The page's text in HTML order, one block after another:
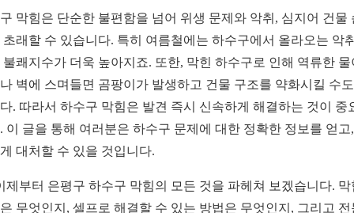
막힘은 단순한 불편함을 넘어 위생 문제와 악취, 심지어 건물
초래할 수 있습니다. 특히 여름철에는 하수구에서 올라오는 악
불쾌지수가 더욱 높아지죠. 또한, 막힌 하수구로 인해 역류한 물
벽에 스며들면 곰팡이가 발생하고 건물 구조를 약화시킬 수
. 따라서 하수구 막힘은 발견 즉시 신속하게 해결하는 것이 중
이 글을 통해 여러분은 하수구 문제에 대한 정확한 정보를 얻고
대처할 수 있을 것입니다.
제부터 은평구 하수구 막힘의 모든 것을 파헤쳐 보겠습니다. 막
무엇인지, 셀프로 해결할 수 있는 방법은 무엇인지, 그리고 전